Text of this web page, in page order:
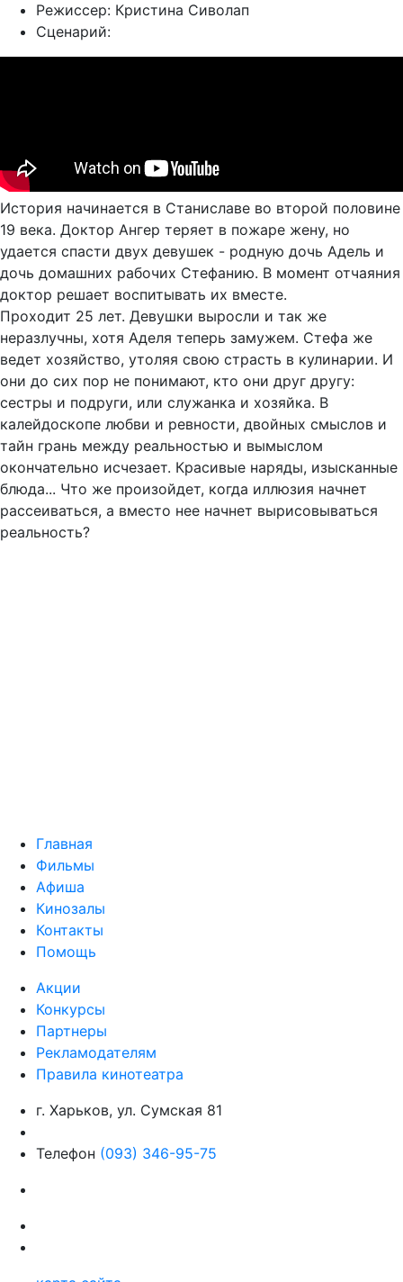
Режиссер: Кристина Сиволап
Сценарий:
История начинается в Станиславе во второй половине
19 века. Доктор Ангер теряет в пожаре жену, но
удается спасти двух девушек - родную дочь Адель и
дочь домашних рабочих Стефанию. В момент отчаяния
доктор решает воспитывать их вместе.
Проходит 25 лет. Девушки выросли и так же
неразлучны, хотя Аделя теперь замужем. Стефа же
ведет хозяйство, утоляя свою страсть в кулинарии. И
они до сих пор не понимают, кто они друг другу:
сестры и подруги, или служанка и хозяйка. В
калейдоскопе любви и ревности, двойных смыслов и
тайн грань между реальностью и вымыслом
окончательно исчезает. Красивые наряды, изысканные
блюда... Что же произойдет, когда иллюзия начнет
рассеиваться, а вместо нее начнет вырисовываться
реальность?
Главная
Фильмы
Афиша
Кинозалы
Контакты
Помощь
Акции
Конкурсы
Партнеры
Рекламодателям
Правила кинотеатра
г. Харьков, ул. Сумская 81
Телефон (093) 346-95-75